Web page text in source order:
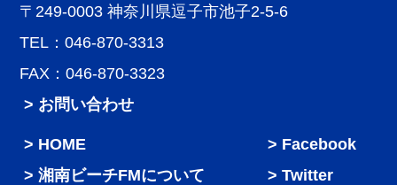
〒249-0003 神奈川県逗子市池子2-5-6
TEL：046-870-3313
FAX：046-870-3323
> お問い合わせ
HOME
湘南ビーチFMについて
Facebook
Twitter